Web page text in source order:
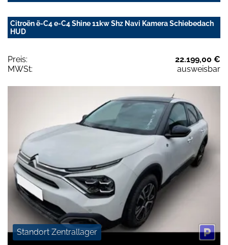
Citroën ë-C4 e-C4 Shine 11kw Shz Navi Kamera Schiebedach
HUD
Preis:
22.199,00 €
MWSt:
ausweisbar
Standort Zentrallager